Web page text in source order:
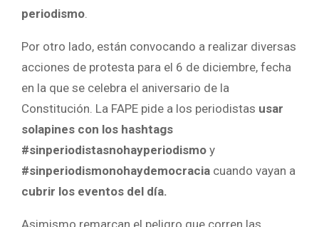
periodismo
Por otro lado, están convocando a realizar diversas
acciones de protesta para el 6 de diciembre, fecha
en la que se celebra el aniversario de la
Constitución. La FAPE pide a los periodistas usar
solapines con los hashtags
#sinperiodistasnohayperiodismo y
#sinperiodismonohaydemocracia cuando vayan a
cubrir los eventos del día.
Asimismo remarcan el peligro que corren las